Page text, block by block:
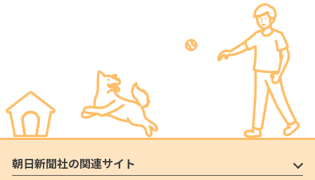
朝日新聞社の関連サイト